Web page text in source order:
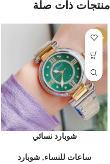
منتجات ذات صلة
-10%
شوبارد نسائي
ساعات للنساء, شوبارد